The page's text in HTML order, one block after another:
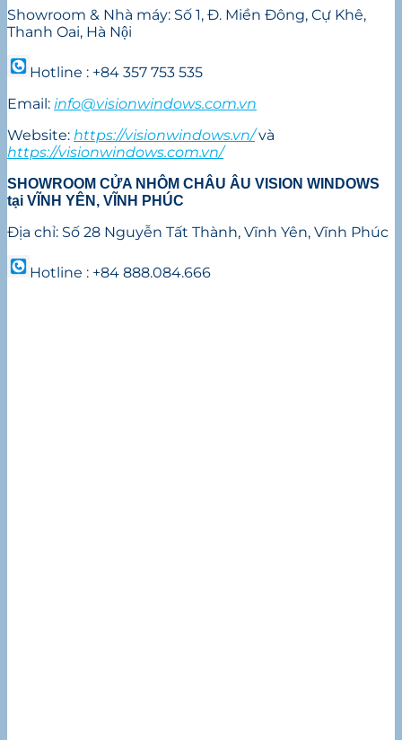
Showroom & Nhà máy: Số 1, Đ. Miền Đông, Cự Khê,
Thanh Oai, Hà Nội
Hotline : +84 357 753 535
Email: info@visionwindows.com.vn
Website: https://visionwindows.vn/ và
https://visionwindows.com.vn/
SHOWROOM CỬA NHÔM CHÂU ÂU VISION WINDOWS
tại VĨNH YÊN, VĨNH PHÚC
Địa chỉ: Số 28 Nguyễn Tất Thành, Vĩnh Yên, Vĩnh Phúc
Hotline : +84 888.084.666